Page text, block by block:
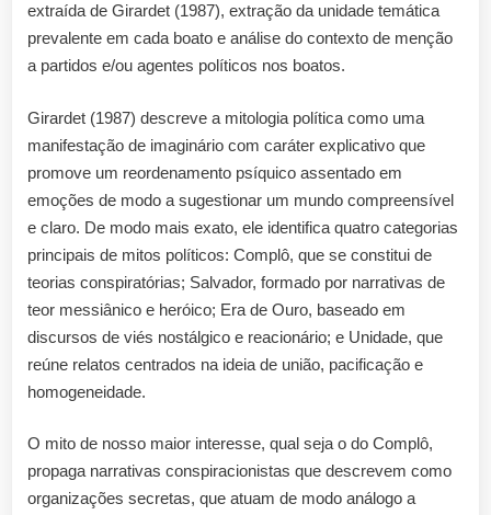
extraída de Girardet (1987), extração da unidade temática
prevalente em cada boato e análise do contexto de menção
a partidos e/ou agentes políticos nos boatos.
Girardet (1987) descreve a mitologia política como uma
manifestação de imaginário com caráter explicativo que
promove um reordenamento psíquico assentado em
emoções de modo a sugestionar um mundo compreensível
e claro. De modo mais exato, ele identifica quatro categorias
principais de mitos políticos: Complô, que se constitui de
teorias conspiratórias; Salvador, formado por narrativas de
teor messiânico e heróico; Era de Ouro, baseado em
discursos de viés nostálgico e reacionário; e Unidade, que
reúne relatos centrados na ideia de união, pacificação e
homogeneidade.
O mito de nosso maior interesse, qual seja o do Complô,
propaga narrativas conspiracionistas que descrevem como
organizações secretas, que atuam de modo análogo a